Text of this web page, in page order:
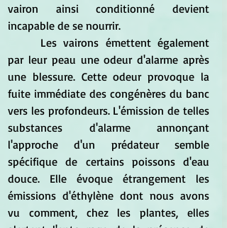
vairon ainsi conditionné devient
incapable de se nourrir.
par leur peau une odeur d'alarme après
une blessure. Cette odeur provoque la
fuite immédiate des congénères du banc
vers les profondeurs. L'émission de telles
substances d'alarme annonçant
l'approche d'un prédateur semble
spécifique de certains poissons d'eau
douce. Elle évoque étrangement les
émissions d'éthylène dont nous avons
vu comment, chez les plantes, elles